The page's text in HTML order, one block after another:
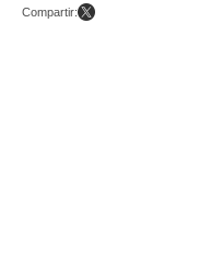
Compartir: